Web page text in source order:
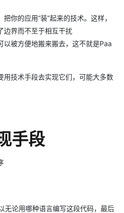
你的应用“装”起来的技术。这样，
边界而不至于相互干扰
以被方便地搬来搬去，这不就是Paa
用技术手段去实现它们，可能大多数
手段
无论用哪种语言编写这段代码，最后